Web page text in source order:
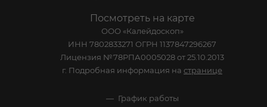
Посмотреть на карте
ООО «Калейдоскоп»
ИНН 7802833271 ОГРН 1137847296267
Лицензия №78РПА0005028 от 25.10.2013
г. Подробная информация на странице
График работы